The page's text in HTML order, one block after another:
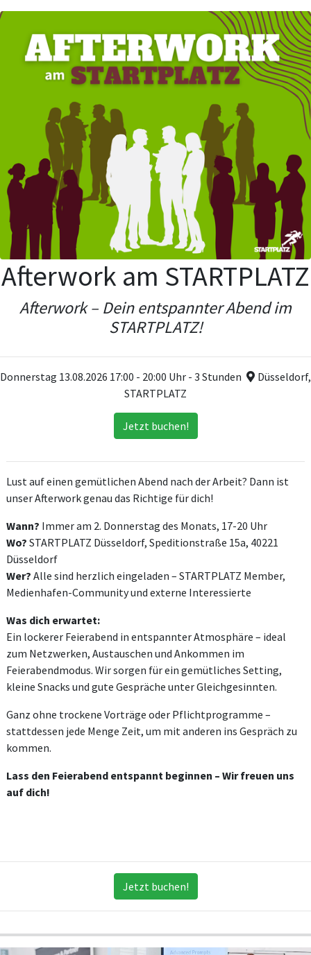
Afterwork am STARTPLATZ
Afterwork – Dein entspannter Abend im
STARTPLATZ!
Donnerstag 13.08.2026 17:00 - 20:00 Uhr - 3 Stunden
Düsseldorf,
STARTPLATZ
Jetzt buchen!
Lust auf einen gemütlichen Abend nach der Arbeit? Dann ist
unser Afterwork genau das Richtige für dich!
Wann? Immer am 2. Donnerstag des Monats, 17-20 Uhr
Wo? STARTPLATZ Düsseldorf, Speditionstraße 15a, 40221
Düsseldorf
Wer? Alle sind herzlich eingeladen – STARTPLATZ Member,
Medienhafen-Community und externe Interessierte
Was dich erwartet:
Ein lockerer Feierabend in entspannter Atmosphäre – ideal
zum Netzwerken, Austauschen und Ankommen im
Feierabendmodus. Wir sorgen für ein gemütliches Setting,
kleine Snacks und gute Gespräche unter Gleichgesinnten.
Ganz ohne trockene Vorträge oder Pflichtprogramme –
stattdessen jede Menge Zeit, um mit anderen ins Gespräch zu
kommen.
Lass den Feierabend entspannt beginnen – Wir freuen uns
auf dich!
Jetzt buchen!